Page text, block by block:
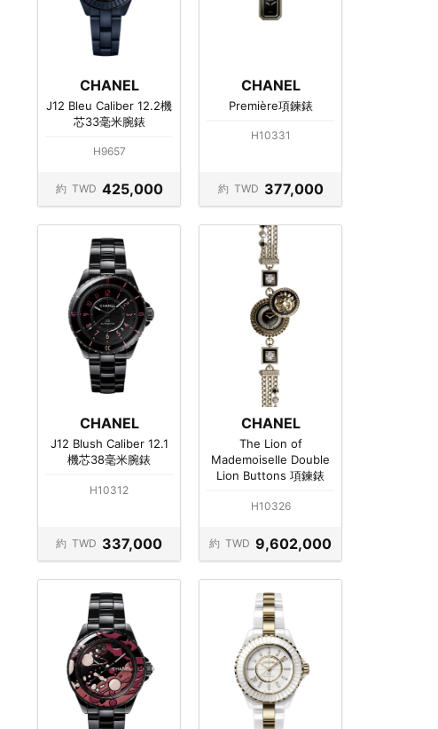
CHANEL
J12 Bleu Caliber 12.2機
芯33毫米腕錶
H9657
約 TWD 425,000
CHANEL
Première項鍊錶
H10331
約 TWD 377,000
CHANEL
J12 Blush Caliber 12.1
機芯38毫米腕錶
H10312
約 TWD 337,000
CHANEL
The Lion of
Mademoiselle Double
Lion Buttons 項鍊錶
H10326
約 TWD 9,602,000